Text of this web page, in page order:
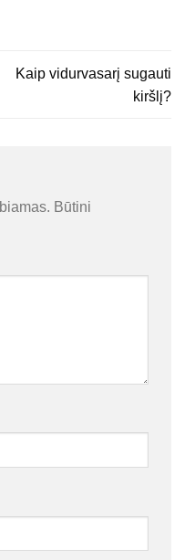
Kaip vidurvasarį sugauti
kiršlį?
Būtini